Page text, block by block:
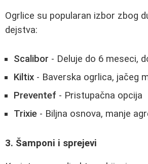
Ogrlice su popularan izbor zbog
dejstva:
Scalibor - Deluje do 6 meseci,
Kiltix - Baverska ogrlica, jačeg
Preventef - Pristupačna opcija
Trixie - Biljna osnova, manje
3. Šamponi i sprejevi